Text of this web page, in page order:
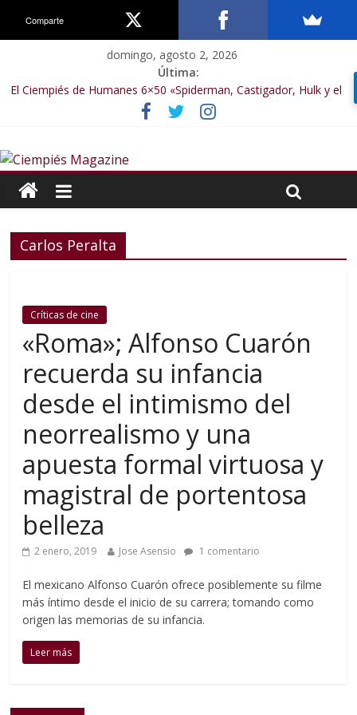
domingo, agosto 2, 2026
Última:
El Ciempiés de Humanes 6×50 «Spiderman, Castigador, Hulk y el
final de la sexta temporada»
El Ciempiés de Humanes 6×49 «Kiritaaaaa»
El Ciempiés de Humanes 6×47 «De nada por nada»
El Ciempiés de Humanes 6×46 «Ciudadano Minion»
Carlos Peralta
Críticas de cine
«Roma»; Alfonso Cuarón
recuerda su infancia
desde el intimismo del
neorrealismo y una
apuesta formal virtuosa y
magistral de portentosa
belleza
2 enero, 2019 Jose Asensio 1 comentario
El mexicano Alfonso Cuarón ofrece posiblemente su filme
más íntimo desde el inicio de su carrera; tomando como
origen las memorias de su infancia.
Leer más
Comparte